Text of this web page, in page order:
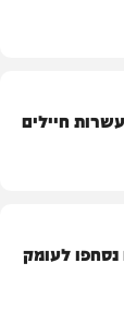
חיילים
לעומק